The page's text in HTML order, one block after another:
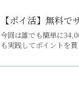
【ポイ活】無料
今回は誰でも簡単に
も実践してポイントを